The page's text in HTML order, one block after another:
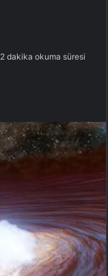
2 dakika okuma süresi